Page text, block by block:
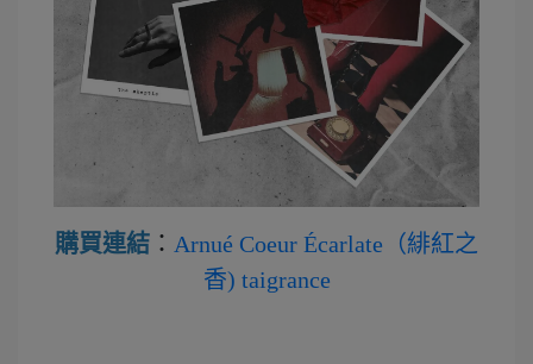
購買連結 ： Arnué Coeur Écarlate（緋紅之
香) taigrance